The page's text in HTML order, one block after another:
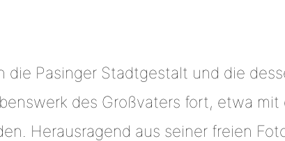
die Pasinger Stadtgestalt und die
des Großvaters fort, etwa
Herausragend aus seiner freien